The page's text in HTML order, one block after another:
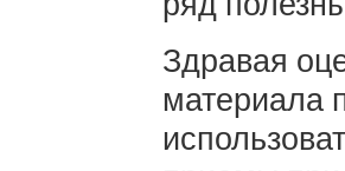
Здравая
материала